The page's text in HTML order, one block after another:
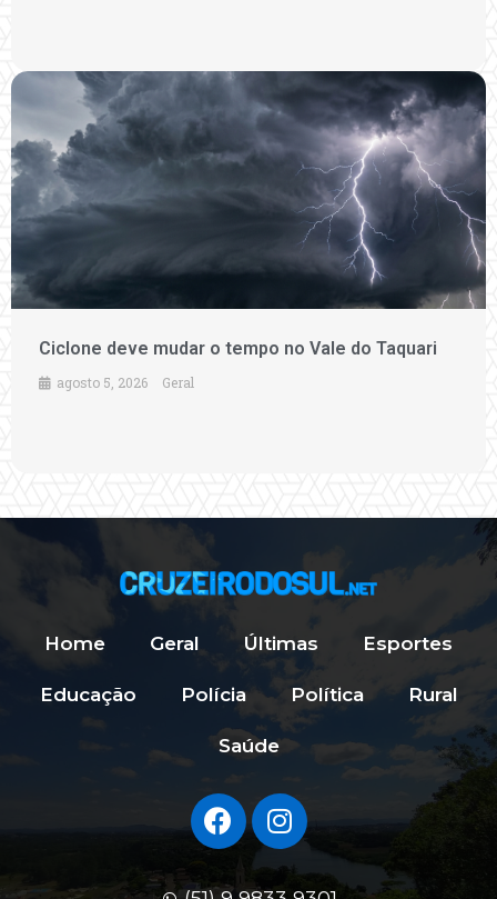
Ciclone deve mudar o tempo no Vale do Taquari
agosto 5, 2026 Geral
Home Geral Últimas Esportes
Educação Polícia Política Rural
Saúde